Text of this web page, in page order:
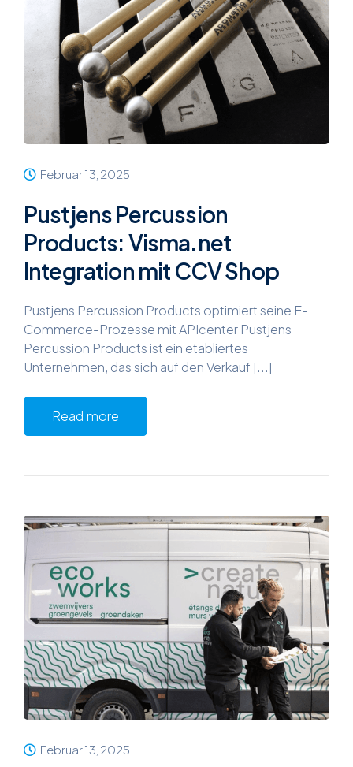
Februar 13, 2025
Pustjens Percussion
Products: Visma.net
Integration mit CCV Shop
Pustjens Percussion Products optimiert seine E-
Commerce-Prozesse mit APIcenter Pustjens
Percussion Products ist ein etabliertes
Unternehmen, das sich auf den Verkauf [...]
Read more
Februar 13, 2025